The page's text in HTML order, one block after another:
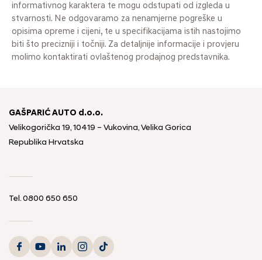
informativnog karaktera te mogu odstupati od izgleda u
stvarnosti. Ne odgovaramo za nenamjerne pogreške u
opisima opreme i cijeni, te u specifikacijama istih nastojimo
biti što precizniji i točniji. Za detaljnije informacije i provjeru
molimo kontaktirati ovlaštenog prodajnog predstavnika.
GAŠPARIĆ AUTO d.o.o.
Velikogorička 19, 10419 – Vukovina, Velika Gorica
Republika Hrvatska
Tel. 0800 650 650